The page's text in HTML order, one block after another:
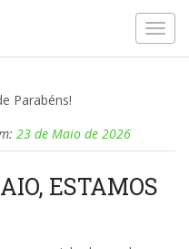
23 de Maio de 2026
ESTAMOS